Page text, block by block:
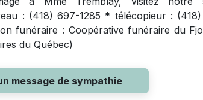
: (418) 697-1285 * télécopieur :
funéraire : Coopérative funéraire du
du Québec)
message de sympathie